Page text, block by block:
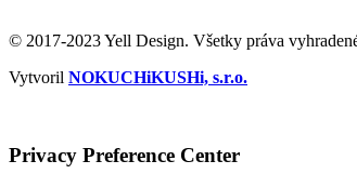
© 2017-2023 Yell Design. Všetky práva
Vytvoril NOKUCHiKUSHi, s.r.o.
Privacy Preference Center